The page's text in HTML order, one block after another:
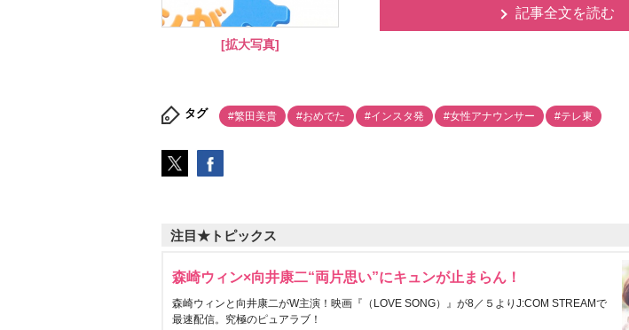
[拡大写真]
記事全文を読む
タグ #繁田美貴 #おめでた #インスタ発 #女性アナウンサー #テレ東
注目★トピックス
森崎ウィン×向井康二“両片思い”にキュンが止まらん！
森崎ウィンと向井康二がW主演！映画『（LOVE SONG）』が8／５よりJ:COM STREAMで
最速配信。究極のピュアラブ！